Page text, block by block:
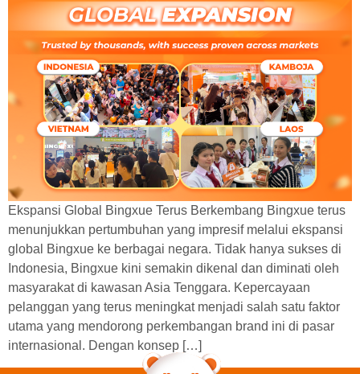
Ekspansi Global Bingxue Terus Berkembang Bingxue terus
menunjukkan pertumbuhan yang impresif melalui ekspansi
global Bingxue ke berbagai negara. Tidak hanya sukses di
Indonesia, Bingxue kini semakin dikenal dan diminati oleh
masyarakat di kawasan Asia Tenggara. Kepercayaan
pelanggan yang terus meningkat menjadi salah satu faktor
utama yang mendorong perkembangan brand ini di pasar
internasional. Dengan konsep […]